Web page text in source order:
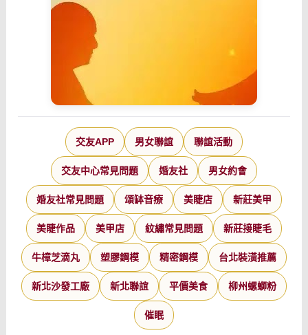
交友APP 男女聯誼 聯誼活動
交友中心常見問題 婚友社 男女約會
婚友社常見問題 頌缽音療 美睫店 新莊美甲
美睫作品 美甲店 紋繡常見問題 新莊接睫毛
牛樟芝滴丸 塑膠鋼模 精密鋼模 台北裝潢推薦
新北沙發工廠 新北聯誼 平價美食 柳州螺螄粉
催眠